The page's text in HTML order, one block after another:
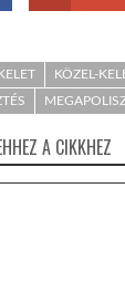
KÖZEL-
A CIKKHEZ